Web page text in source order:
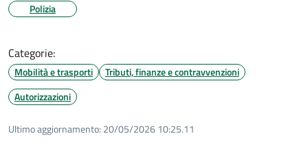
Polizia
Categorie:
Mobilità e trasporti
Tributi, finanze e contravvenzioni
Autorizzazioni
Ultimo aggiornamento: 20/05/2026 10:25.11